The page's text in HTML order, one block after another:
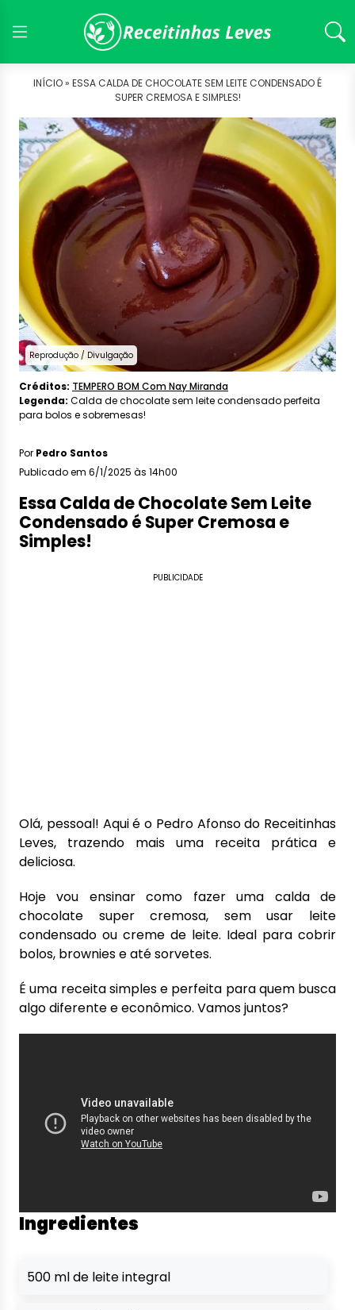
INÍCIO » ESSA CALDA DE CHOCOLATE SEM LEITE CONDENSADO É
SUPER CREMOSA E SIMPLES!
Reprodução / Divulgação
Créditos: TEMPERO BOM Com Nay Miranda
Legenda: Calda de chocolate sem leite condensado perfeita
para bolos e sobremesas!
Por Pedro Santos
Publicado em 6/1/2025 às 14h00
Essa Calda de Chocolate Sem Leite
Condensado é Super Cremosa e
Simples!
PUBLICIDADE
Olá, pessoal! Aqui é o Pedro Afonso do Receitinhas
Leves, trazendo mais uma receita prática e
deliciosa.
Hoje vou ensinar como fazer uma calda de
chocolate super cremosa, sem usar leite
condensado ou creme de leite. Ideal para cobrir
bolos, brownies e até sorvetes.
É uma receita simples e perfeita para quem busca
algo diferente e econômico. Vamos juntos?
Ingredientes
500 ml de leite integral